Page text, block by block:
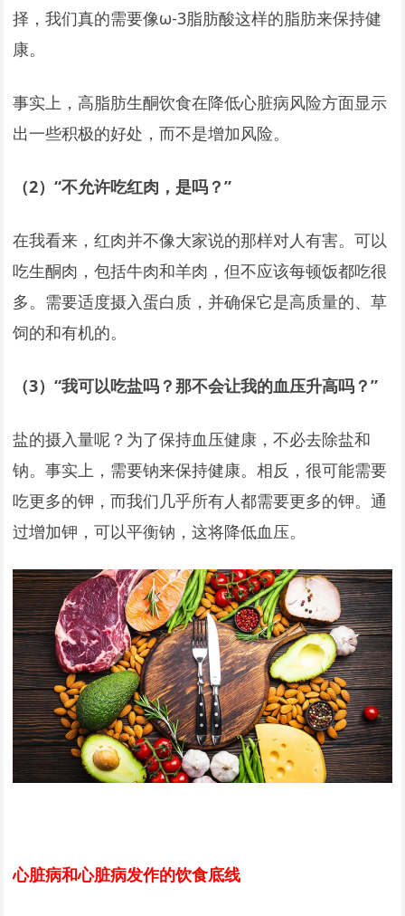
择，我们真的需要像ω-3脂肪酸这样的脂肪来保持健
康。
事实上，高脂肪生酮饮食在降低心脏病风险方面显示
出一些积极的好处，而不是增加风险。
（2）“不允许吃红肉，是吗？”
在我看来，红肉并不像大家说的那样对人有害。可以
吃生酮肉，包括牛肉和羊肉，但不应该每顿饭都吃很
多。需要适度摄入蛋白质，并确保它是高质量的、草
饲的和有机的。
（3）“我可以吃盐吗？那不会让我的血压升高吗？”
盐的摄入量呢？为了保持血压健康，不必去除盐和
钠。事实上，需要钠来保持健康。相反，很可能需要
吃更多的钾，而我们几乎所有人都需要更多的钾。通
过增加钾，可以平衡钠，这将降低血压。
心脏病和心脏病发作的饮食底线